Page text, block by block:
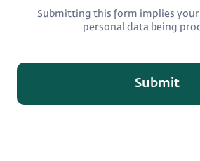
Submitting this form implies
personal data being